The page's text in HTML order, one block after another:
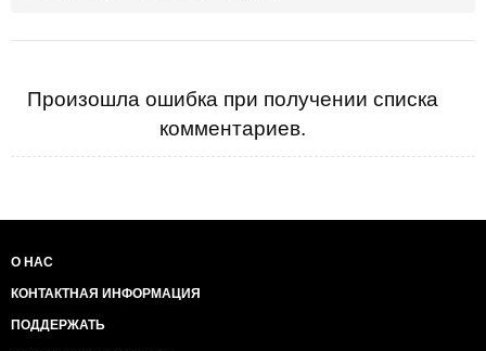
Произошла ошибка при получении списка
комментариев.
О НАС
КОНТАКТНАЯ ИНФОРМАЦИЯ
ПОДДЕРЖАТЬ